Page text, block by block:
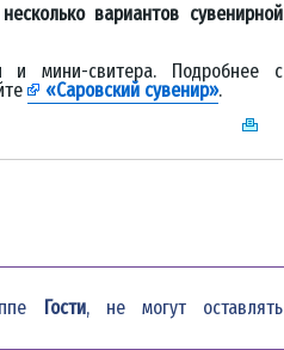
вариантов сувенирной
мини-свитера. Подробнее с
«Саровский сувенир».
Гости, не могут оставлять